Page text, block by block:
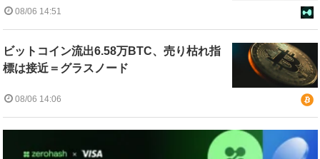
08/06 14:51
ビットコイン流出6.58万BTC、売り枯れ指
標は接近＝グラスノード
08/06 14:06